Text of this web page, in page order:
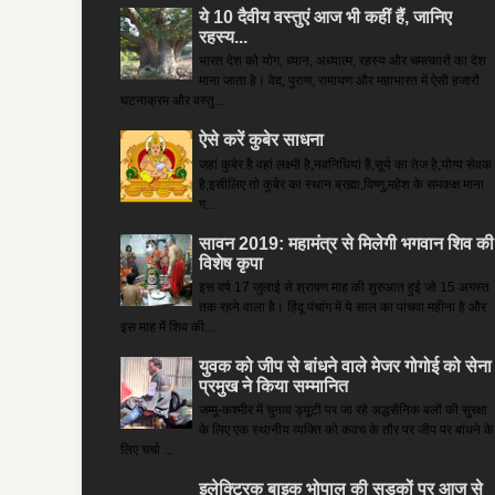
ये 10 दैवीय वस्तुएं आज भी कहीं हैं, जानिए
रहस्य...
भारत देश को योग, ध्यान, अध्यात्म, रहस्य और चमत्कारों का देश
माना जाता है। वेद, पुराण, रामायण और महाभारत में ऐसी हजारों
घटनाक्रम और वस्तु...
ऐसे करें कुबेर साधना
जहां कुबेर है­ वहां लक्ष्मी है,नवनिधियां हैं,सूर्य का तेज है,योग्य सेवक
है,इसीलिए तो कुबेर का स्थान ब्रह्मा,विष्णु,महेश के समकक्ष माना
ग...
सावन 2019: महामंत्र से मिलेगी भगवान शिव की
विशेष कृपा
इस वर्ष 17 जुलाई से श्रावण माह की शुरुआत हुई जो 15 अगस्त
तक रहने वाला है। हिंदू पंचांग में ये साल का पांचवा महीना है और
इस माह में शिव की...
युवक को जीप से बांधने वाले मेजर गोगोई को सेना
प्रमुख ने किया सम्‍मानित
जम्मू-कश्मीर में चुनाव ड्यूटी पर जा रहे अद्धसैनिक बलों की सुरक्षा
के लिए एक स्थानीय व्यक्ति को कवच के तौर पर जीप पर बांधने के
लिए चर्चा ...
इलेक्ट्रिक बाइक भोपाल की सड़कों पर आज से